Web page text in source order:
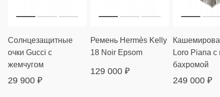
Солнцезащитные
очки Gucci с
жемчугом
29 900 ₽
Ремень Hermès Kelly
18 Noir Epsom
129 000 ₽
Loro Piana
бахромой
249 000 ₽